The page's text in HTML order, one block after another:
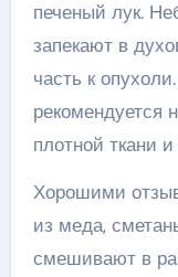
печеный лук.
запекают в
часть к
рекомендуется
плотной ткани
Хорошими
из меда,
смешивают в